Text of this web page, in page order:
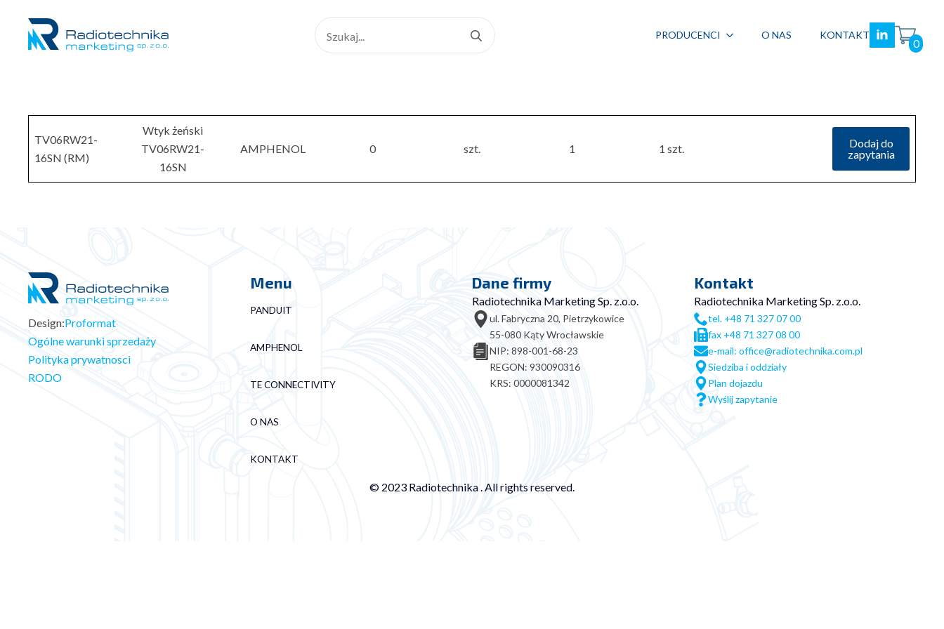
for:
PRODUCENCI O NAS KONTAKT
0
TV06RW21-
16SN (RM)
Wtyk żeński
TV06RW21-
16SN
AMPHENOL 0 szt. 1 1 szt.
Dodaj do
zapytania
Design:Proformat
Ogólne warunki sprzedaży
Polityka prywatnosci
RODO
Menu
PANDUIT
AMPHENOL
TE CONNECTIVITY
O NAS
KONTAKT
Dane firmy
Radiotechnika Marketing Sp. z.o.o.
ul. Fabryczna 20, Pietrzykowice
55-080 Kąty Wrocławskie
NIP: 898-001-68-23
REGON: 930090316
KRS: 0000081342
Kontakt
Radiotechnika Marketing Sp. z.o.o.
tel. +48 71 327 07 00
fax +48 71 327 08 00
e-mail: office@radiotechnika.com.pl
Siedziba i oddziały
Plan dojazdu
Wyślij zapytanie
© 2023 Radiotechnika . All rights reserved.